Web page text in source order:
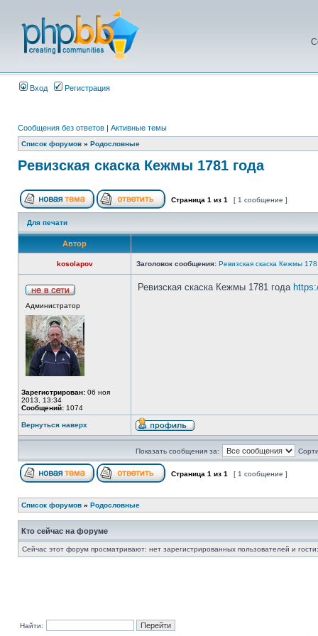
Вход Регистрация
Сообщения без ответов | Активные темы
Список форумов » Родословные
Ревизская скаска Кежмы 1781 года
Страница 1 из 1 [ 1 сообщение ]
Для печати
Автор
kosolapov Заголовок сообщения: Ревизская скаска Кежмы
Администратор
Зарегистрирован: 06 ноя
2013, 13:34
Сообщений: 1074
Ревизская скаска Кежмы 1781 года
Вернуться наверх
Показать сообщения за:
Страница 1 из 1 [ 1 сообщение ]
Список форумов » Родословные
Кто сейчас на форуме
Сейчас этот форум просматривают: нет зарегистрированных пользователей и
Найти: